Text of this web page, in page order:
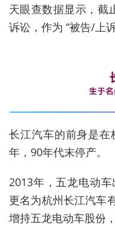
天眼查数据显示，截
诉讼，作为 “被告/上
长江汽车的前身是
年，90年代末停产。
2013年，五龙电动
更名为杭州长江汽车
增持五龙电动车股份